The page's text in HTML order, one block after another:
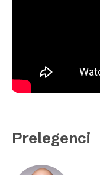
Prelegenci